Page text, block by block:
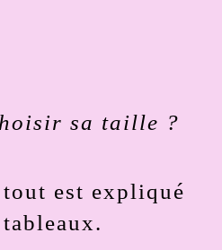
sa taille ?
est expliqué